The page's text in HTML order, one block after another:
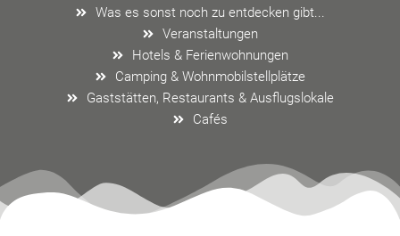
Was es sonst noch zu entdecken gibt...
Veranstaltungen
Hotels & Ferienwohnungen
Camping & Wohnmobilstellplätze
Gaststätten, Restaurants & Ausflugslokale
Cafés